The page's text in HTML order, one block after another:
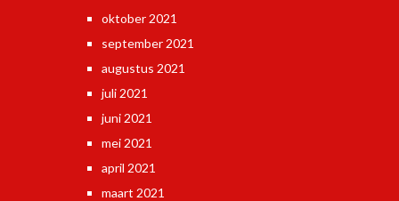
oktober 2021
september 2021
augustus 2021
juli 2021
juni 2021
mei 2021
april 2021
maart 2021